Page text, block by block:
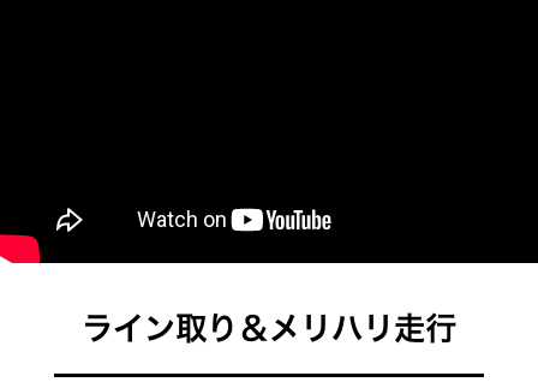
ライン取り＆メリハリ走行